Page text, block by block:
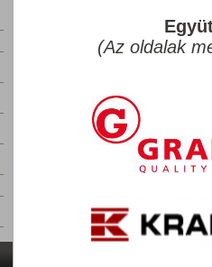
(Az oldalak